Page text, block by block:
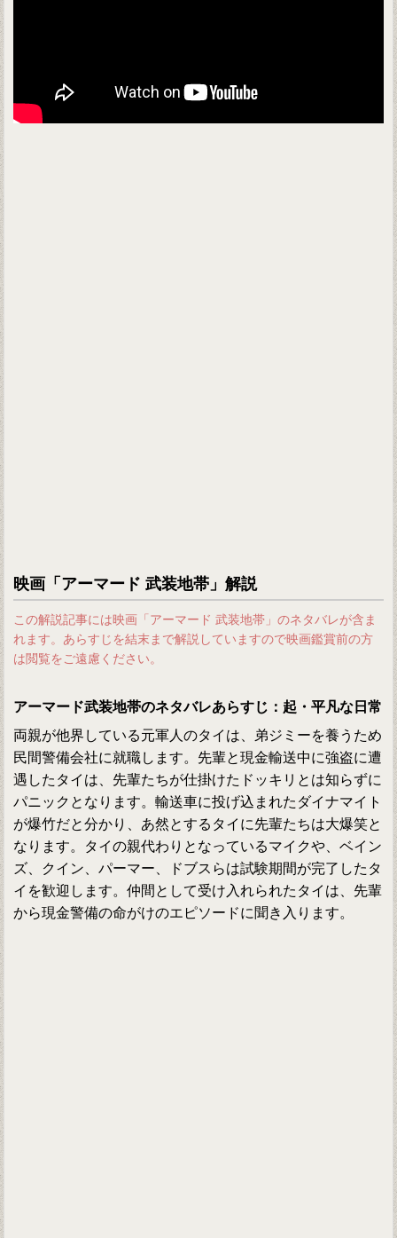
映画「アーマード 武装地帯」解説
この解説記事には映画「アーマード 武装地帯」のネタバレが含ま
れます。あらすじを結末まで解説していますので映画鑑賞前の方
は閲覧をご遠慮ください。
アーマード武装地帯のネタバレあらすじ：起・平凡な日常
両親が他界している元軍人のタイは、弟ジミーを養うため
民間警備会社に就職します。先輩と現金輸送中に強盗に遭
遇したタイは、先輩たちが仕掛けたドッキリとは知らずに
パニックとなります。輸送車に投げ込まれたダイナマイト
が爆竹だと分かり、あ然とするタイに先輩たちは大爆笑と
なります。タイの親代わりとなっているマイクや、ベイン
ズ、クイン、パーマー、ドブスらは試験期間が完了したタ
イを歓迎します。仲間として受け入れられたタイは、先輩
から現金警備の命がけのエピソードに聞き入ります。